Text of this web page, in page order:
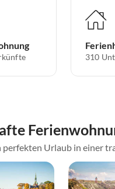
310
perfekten Urlaub in einer